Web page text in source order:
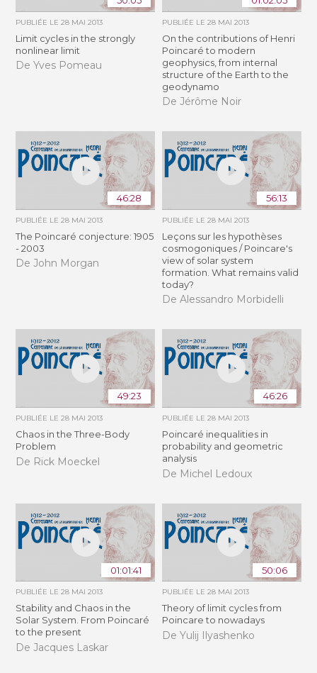
PUBLIÉE LE28 MAI 2013
Limit cycles in the strongly
nonlinear limit
De Yves Pomeau
PUBLIÉE LE 28 MAI 2013
On the contributions of Henri
Poincaré to modern
geophysics, from internal
structure of the Earth to the
geodynamo
De Jérôme Noir
46:28
PUBLIÉE LE28 MAI 2013
The Poincaré conjecture: 1905
- 2003
De John Morgan
56:13
PUBLIÉE LE 28 MAI 2013
Leçons sur les hypothèses
cosmogoniques / Poincare's
view of solar system
formation. What remains valid
today?
De Alessandro Morbidelli
49:23
PUBLIÉE LE28 MAI 2013
Chaos in the Three-Body
Problem
De Rick Moeckel
46:26
PUBLIÉE LE 28 MAI 2013
Poincaré inequalities in
probability and geometric
analysis
De Michel Ledoux
01:01:41
PUBLIÉE LE28 MAI 2013
Stability and Chaos in the
Solar System. From Poincaré
to the present
De Jacques Laskar
50:06
PUBLIÉE LE 28 MAI 2013
Theory of limit cycles from
Poincare to nowadays
De Yulij Ilyashenko